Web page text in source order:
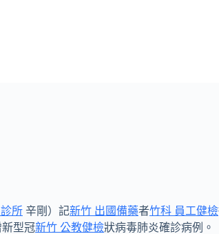
所 辛剛）記新竹 出國備藥者竹科 員工健檢
新型冠新竹 公教健檢狀病毒肺炎確診病例。